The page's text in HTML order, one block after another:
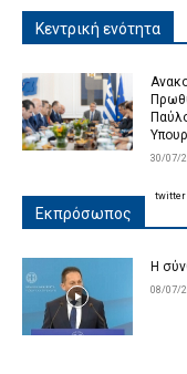
Κεντρική ενότητα
30/07/
Εκπρόσωπος
Η
08/07/
twitter